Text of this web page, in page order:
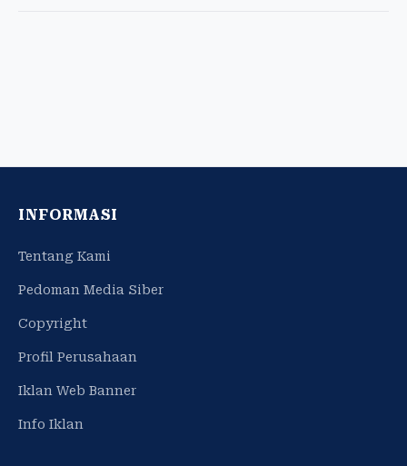
INFORMASI
Tentang Kami
Pedoman Media Siber
Copyright
Profil Perusahaan
Iklan Web Banner
Info Iklan